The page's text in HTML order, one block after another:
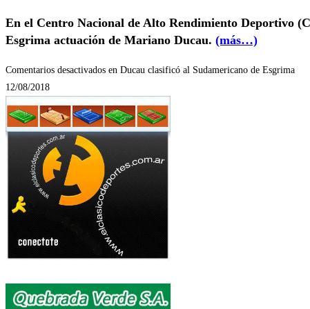
En el Centro Nacional de Alto Rendimiento Deportivo
Esgrima actuación de Mariano Ducau. (más…)
Comentarios desactivados en Ducau clasificó al Sudamericano de Esgrima
12/08/2018